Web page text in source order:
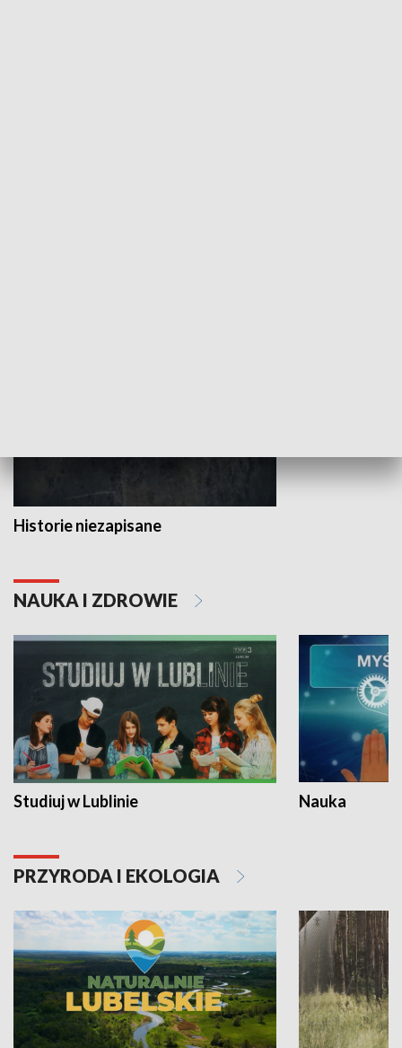
Historie niezapisane
NAUKA I ZDROWIE
Studiuj w Lublinie Nauka
PRZYRODA I EKOLOGIA